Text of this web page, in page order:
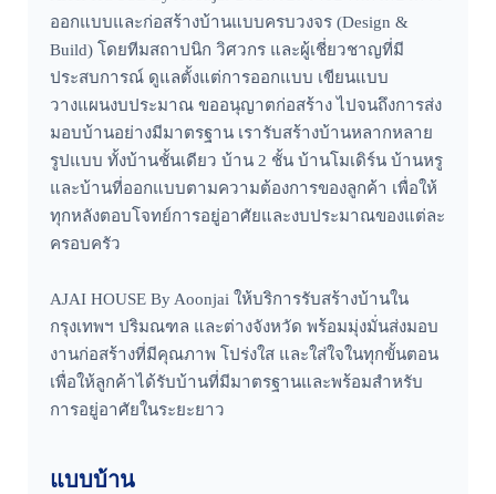
ออกแบบและก่อสร้างบ้านแบบครบวงจร (Design &
Build) โดยทีมสถาปนิก วิศวกร และผู้เชี่ยวชาญที่มี
ประสบการณ์ ดูแลตั้งแต่การออกแบบ เขียนแบบ
วางแผนงบประมาณ ขออนุญาตก่อสร้าง ไปจนถึงการส่ง
มอบบ้านอย่างมีมาตรฐาน เรารับสร้างบ้านหลากหลาย
รูปแบบ ทั้งบ้านชั้นเดียว บ้าน 2 ชั้น บ้านโมเดิร์น บ้านหรู
และบ้านที่ออกแบบตามความต้องการของลูกค้า เพื่อให้
ทุกหลังตอบโจทย์การอยู่อาศัยและงบประมาณของแต่ละ
ครอบครัว
AJAI HOUSE By Aoonjai ให้บริการรับสร้างบ้านใน
กรุงเทพฯ ปริมณฑล และต่างจังหวัด พร้อมมุ่งมั่นส่งมอบ
งานก่อสร้างที่มีคุณภาพ โปร่งใส และใส่ใจในทุกขั้นตอน
เพื่อให้ลูกค้าได้รับบ้านที่มีมาตรฐานและพร้อมสำหรับ
การอยู่อาศัยในระยะยาว
แบบบ้าน